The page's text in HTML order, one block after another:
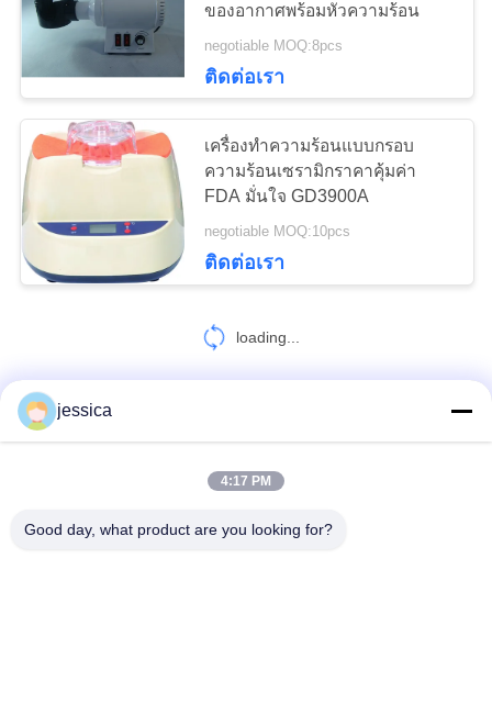
หน่วยเก้าอี้จักษุ
ตารางเครื่องมือวัด
ทัศนมาตรศาสตร์
ของอากาศพร้อมหัวความร้อน
negotiable MOQ:8pcs
ติดต่อเรา
เครื่องทำความร้อนแบบกรอบ
ความร้อนเซรามิกราคาคุ้มค่า
FDA มั่นใจ GD3900A
negotiable MOQ:10pcs
ติดต่อเรา
loading...
jessica
4:17 PM
Good day, what product are you looking for?